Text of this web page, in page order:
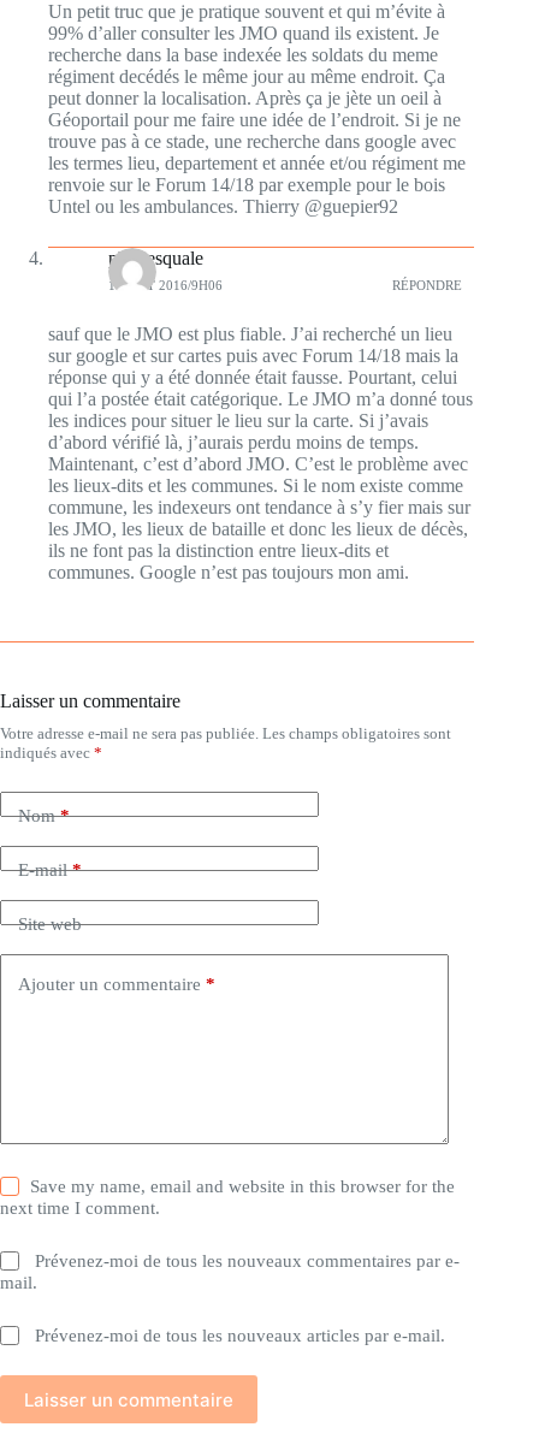
Un petit truc que je pratique souvent et qui m’évite à
99% d’aller consulter les JMO quand ils existent. Je
recherche dans la base indexée les soldats du meme
régiment decédés le même jour au même endroit. Ça
peut donner la localisation. Après ça je jète un oeil à
Géoportail pour me faire une idée de l’endroit. Si je ne
trouve pas à ce stade, une recherche dans google avec
les termes lieu, departement et année et/ou régiment me
renvoie sur le Forum 14/18 par exemple pour le bois
Untel ou les ambulances. Thierry @guepier92
plumesquale
1 AOÛT 2016/9H06 RÉPONDRE
sauf que le JMO est plus fiable. J’ai recherché un lieu
sur google et sur cartes puis avec Forum 14/18 mais la
réponse qui y a été donnée était fausse. Pourtant, celui
qui l’a postée était catégorique. Le JMO m’a donné tous
les indices pour situer le lieu sur la carte. Si j’avais
d’abord vérifié là, j’aurais perdu moins de temps.
Maintenant, c’est d’abord JMO. C’est le problème avec
les lieux-dits et les communes. Si le nom existe comme
commune, les indexeurs ont tendance à s’y fier mais sur
les JMO, les lieux de bataille et donc les lieux de décès,
ils ne font pas la distinction entre lieux-dits et
communes. Google n’est pas toujours mon ami.
Laisser un commentaire
Votre adresse e-mail ne sera pas publiée. Les champs obligatoires sont
indiqués avec *
Nom*
E-mail*
Site web
Ajouter un commentaire *
Save my name, email and website in this browser for the
next time I comment.
Prévenez-moi de tous les nouveaux commentaires par e-
mail.
Prévenez-moi de tous les nouveaux articles par e-mail.
Laisser un commentaire